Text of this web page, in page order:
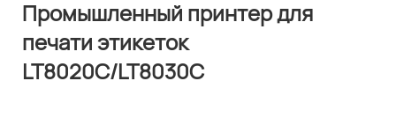
Промышленный принтер для
печати этикеток
LT8020C/LT8030C